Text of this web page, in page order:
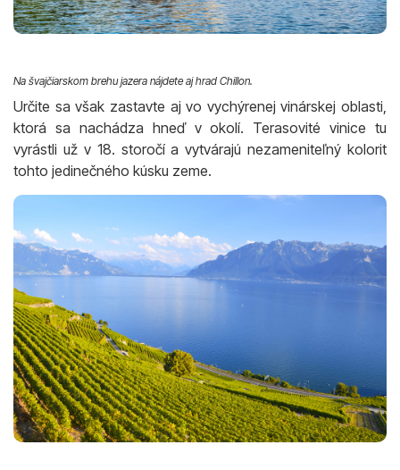
Na švajčiarskom brehu jazera nájdete aj hrad Chillon.
Určite sa však zastavte aj vo vychýrenej vinárskej oblasti,
ktorá sa nachádza hneď v okolí. Terasovité vinice tu
vyrástli už v 18. storočí a vytvárajú nezameniteľný kolorit
tohto jedinečného kúsku zeme.